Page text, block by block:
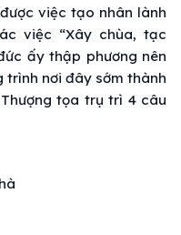
việc tạo nhân lành
việc “Xây chùa, tạc
ấy thập phương nên
trình nơi đây sớm thành
tọa trụ trì 4 câu